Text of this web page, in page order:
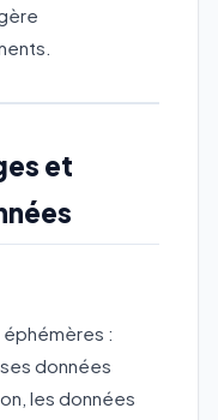
et
:
données
les données